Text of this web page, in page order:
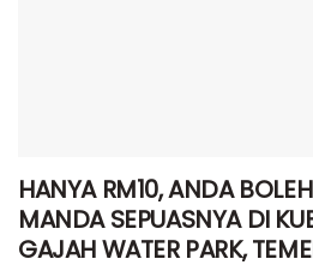
HANYA RM10, ANDA
MANDA SEPUASNYA DI
GAJAH WATER PARK,